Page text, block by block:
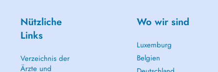
Nützliche
Links
Verzeichnis der
Ärzte und
Wo wir sind
Luxemburg
Belgien